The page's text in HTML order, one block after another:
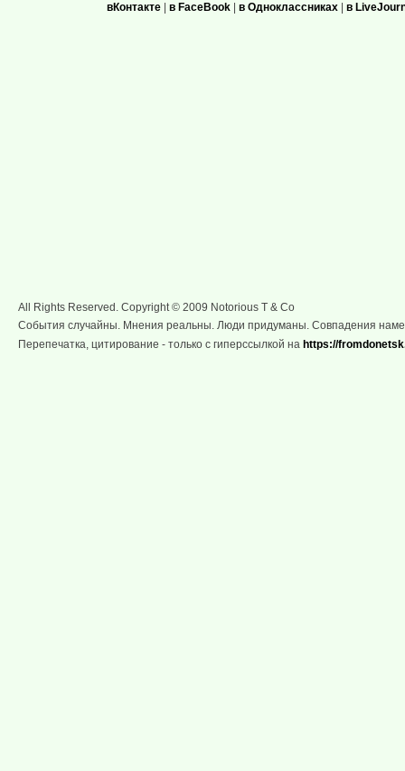
вКонтакте в FaceBook в Одноклассниках в
All Rights Reserved. Copyright © 2009 Notorious T & Co
События случайны. Мнения реальны. Люди придуманы. Совпадения
Перепечатка, цитирование - только с гиперссылкой на https://